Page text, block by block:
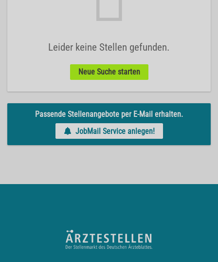
Leider keine Stellen gefunden.
Neue Suche starten
Passende Stellenangebote per E-Mail erhalten.
JobMail Service anlegen!